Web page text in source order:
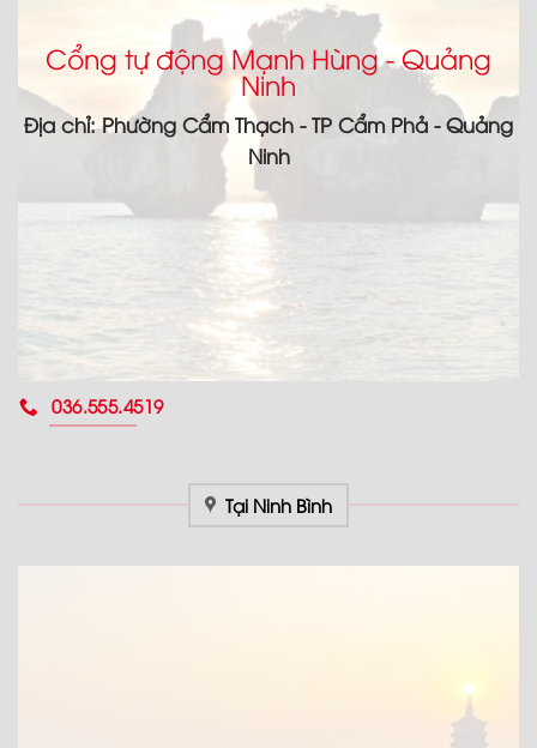
Cổng tự động Mạnh Hùng - Quảng
Ninh
Địa chỉ: Phường Cẩm Thạch - TP Cẩm Phả - Quảng
Ninh
036.555.4519
Tại Ninh Bình